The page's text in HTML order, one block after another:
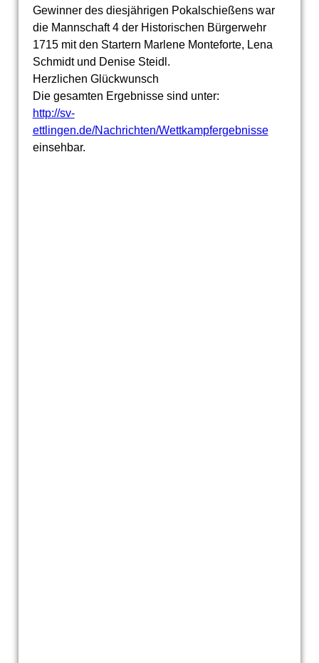
Gewinner des diesjährigen Pokalschießens war
die Mannschaft 4 der Historischen Bürgerwehr
1715 mit den Startern Marlene Monteforte, Lena
Schmidt und Denise Steidl.
Herzlichen Glückwunsch
Die gesamten Ergebnisse sind unter:
http://sv-
ettlingen.de/Nachrichten/Wettkampfergebnisse
einsehbar.